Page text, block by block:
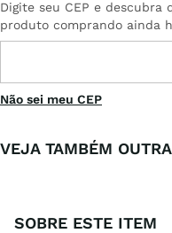
Não sei meu CEP
VEJA TAMBÉM
SOBRE ESTE ITEM